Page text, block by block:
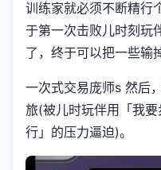
训练家就必须不断精行
于第一次击败儿时刻玩
了，终于可以把一些输
一次式交易庞师s 然后
旅(被儿时玩伴用「我
行」的压力逼迫)。